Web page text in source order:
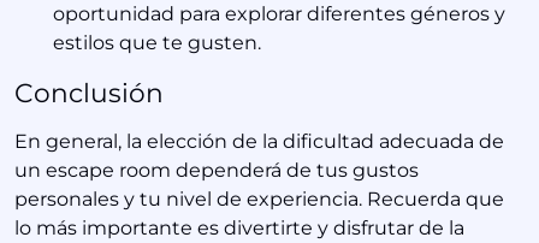
oportunidad para explorar diferentes géneros y
estilos que te gusten.
Conclusión
En general, la elección de la dificultad adecuada de
un escape room dependerá de tus gustos
personales y tu nivel de experiencia. Recuerda que
lo más importante es divertirte y disfrutar de la